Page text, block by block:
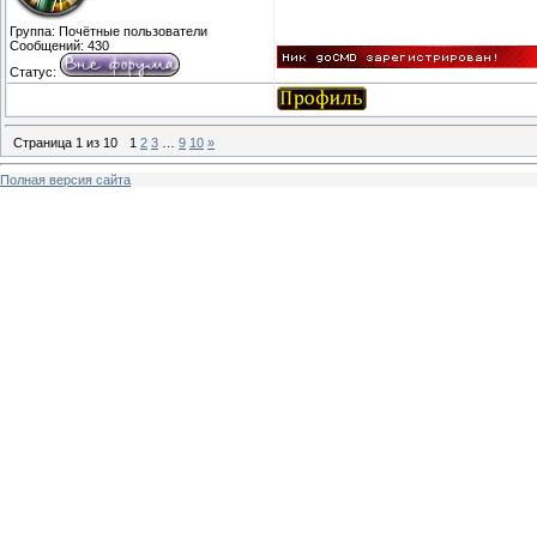
Группа: Почётные пользователи
Сообщений: 430
Статус:
Страница 1 из 10 1 2 3 9 10 »
Полная версия сайта